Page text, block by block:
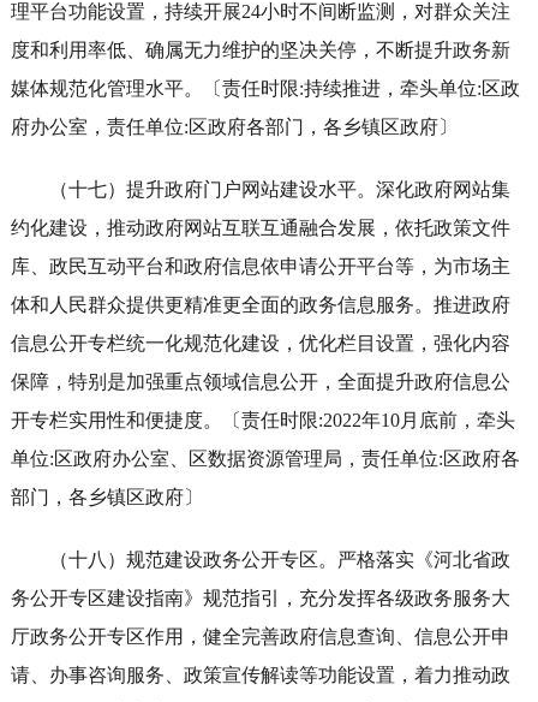
理平台功能设置，持续开展24小时不间断监测，对群众关注
度和利用率低、确属无力维护的坚决关停，不断提升政务新
媒体规范化管理水平。〔责任时限:持续推进，牵头单位:区政
府办公室，责任单位:区政府各部门，各乡镇区政府〕
（十七）提升政府门户网站建设水平。深化政府网站集
约化建设，推动政府网站互联互通融合发展，依托政策文件
库、政民互动平台和政府信息依申请公开平台等，为市场主
体和人民群众提供更精准更全面的政务信息服务。推进政府
信息公开专栏统一化规范化建设，优化栏目设置，强化内容
保障，特别是加强重点领域信息公开，全面提升政府信息公
开专栏实用性和便捷度。〔责任时限:2022年10月底前，牵头
单位:区政府办公室、区数据资源管理局，责任单位:区政府各
部门，各乡镇区政府〕
（十八）规范建设政务公开专区。严格落实《河北省政
务公开专区建设指南》规范指引，充分发挥各级政务服务大
厅政务公开专区作用，健全完善政府信息查询、信息公开申
请、办事咨询服务、政策宣传解读等功能设置，着力推动政